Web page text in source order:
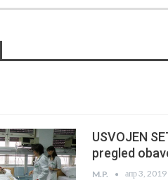
USVOJEN
pregled
M.P. апр 3, 2019